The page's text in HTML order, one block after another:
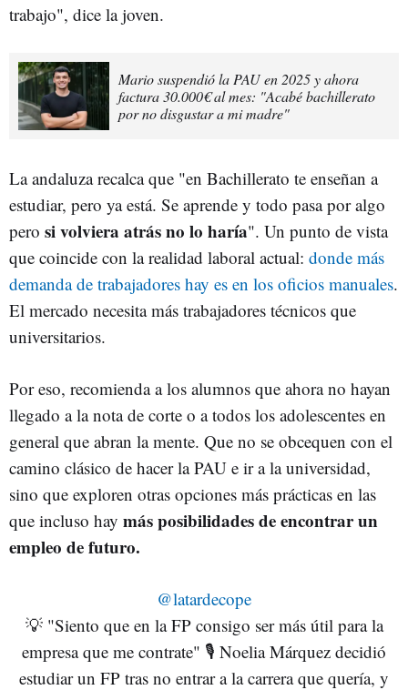
trabajo", dice la joven.
Mario suspendió la PAU en 2025 y ahora
factura 30.000€ al mes: "Acabé bachillerato
por no disgustar a mi madre"
La andaluza recalca que "en Bachillerato te enseñan a
estudiar, pero ya está. Se aprende y todo pasa por algo
pero si volviera atrás no lo haría". Un punto de vista
que coincide con la realidad laboral actual: donde más
demanda de trabajadores hay es en los oficios manuales.
El mercado necesita más trabajadores técnicos que
universitarios.
Por eso, recomienda a los alumnos que ahora no hayan
llegado a la nota de corte o a todos los adolescentes en
general que abran la mente. Que no se obcequen con el
camino clásico de hacer la PAU e ir a la universidad,
sino que exploren otras opciones más prácticas en las
que incluso hay más posibilidades de encontrar un
empleo de futuro.
@latardecope
💡 "Siento que en la FP consigo ser más útil para la
empresa que me contrate" 🎙️ Noelia Márquez decidió
estudiar un FP tras no entrar a la carrera que quería, y